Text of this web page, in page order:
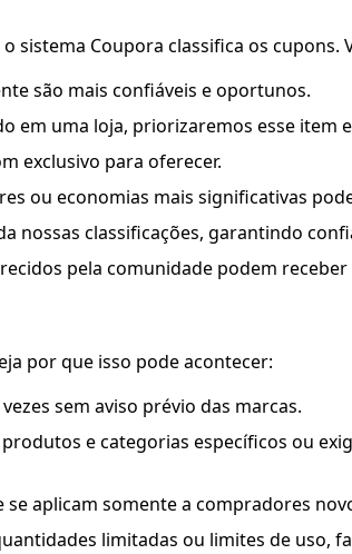
sistema Coupora classifica os cupons.
são mais confiáveis e oportunos.
em uma loja, priorizaremos esse item
exclusivo para oferecer.
ou economias mais significativas
nossas classificações, garantindo
pela comunidade podem
por que isso pode acontecer:
sem aviso prévio das marcas.
e categorias específicos ou
aplicam somente a compradores
limitadas ou limites de